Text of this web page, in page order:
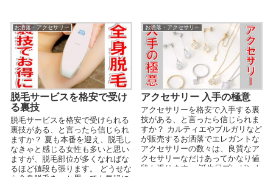
お洒落・アクセサリー
脱毛サービスを格安で受け
る裏技
脱毛サービスを格安で受けられる
裏技がある、と言ったら信じられ
ますか？ 夏も本番を迎え、脱毛し
なきゃと感じる女性も多いと思い
ますが、脱毛部位が多くなればな
るほど値段も張ります。 どうせな
ら全身脱毛を、と思っても気軽に
お洒落・アクセサリー
アクセサリー 入手の極意
アクセサリーを格安で入手する裏
技がある、と言ったら信じられま
すか？ カルティエやブルガリなど
が販売するお洒落でエレガントな
アクセサリーの数々は、良質なア
クセサリーなだけあってかなり値
段も張ります。 誕生日プレゼント